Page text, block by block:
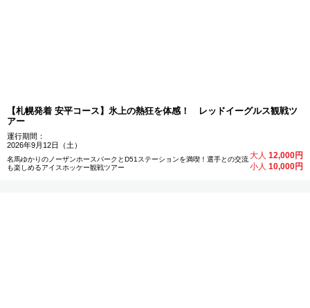
【札幌発着 安平コース】氷上の熱狂を体感！ レッドイーグルス観戦ツ
アー
運行期間：
2026年9月12日（土）
名馬ゆかりのノーザンホースパークとD51ステーションを満喫！選手との交流
も楽しめるアイスホッケー観戦ツアー
大人 12,000円
小人 10,000円